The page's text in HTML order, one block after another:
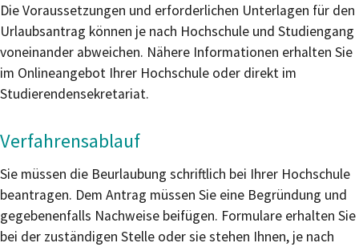
Die Voraussetzungen und erforderlichen Unterlagen für den
Urlaubsantrag können je nach Hochschule und Studiengang
voneinander abweichen. Nähere Informationen erhalten Sie
im Onlineangebot Ihrer Hochschule oder direkt im
Studierendensekretariat.
Verfahrensablauf
Sie müssen die Beurlaubung schriftlich bei Ihrer Hochschule
beantragen. Dem Antrag müssen Sie eine Begründung und
gegebenenfalls Nachweise beifügen. Formulare erhalten Sie
bei der zuständigen Stelle oder sie stehen Ihnen, je nach